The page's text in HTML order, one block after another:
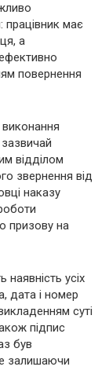
працівник має
а
повернення
зазвичай
відділом
звернення від
наказу
призову на
усіх
дата і номер
суті
підпис
був
залишаючи